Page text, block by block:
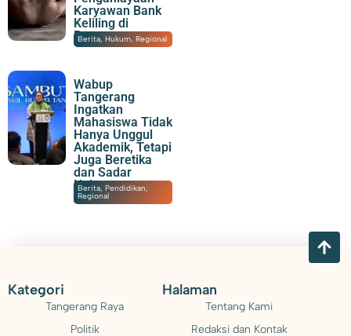
Karyawan Bank
Keliling di
Panongan
08/08/2026|21:43
Berita,Hukum,Regional
Wabup
Tangerang
Ingatkan
Mahasiswa Tidak
Hanya Unggul
Akademik, Tetapi
Juga Beretika
dan Sadar
Hukum
08/08/2026|20:30
Berita,Pendidikan,
Regional
Kategori
Tangerang Raya
Politik
Halaman
Tentang Kami
Redaksi dan Kontak